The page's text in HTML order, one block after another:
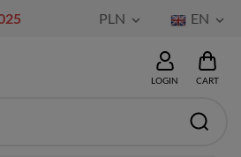
PLN  EN 
LOGIN CART